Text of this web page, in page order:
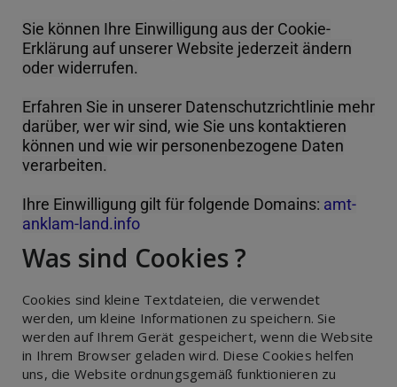
Sie können Ihre Einwilligung aus der Cookie-
Erklärung auf unserer Website jederzeit ändern
oder widerrufen.
Erfahren Sie in unserer Datenschutzrichtlinie mehr
darüber, wer wir sind, wie Sie uns kontaktieren
können und wie wir personenbezogene Daten
verarbeiten.
Ihre Einwilligung gilt für folgende Domains: amt-
anklam-land.info
Was sind Cookies ?
Cookies sind kleine Textdateien, die verwendet
werden, um kleine Informationen zu speichern. Sie
werden auf Ihrem Gerät gespeichert, wenn die Website
in Ihrem Browser geladen wird. Diese Cookies helfen
uns, die Website ordnungsgemäß funktionieren zu